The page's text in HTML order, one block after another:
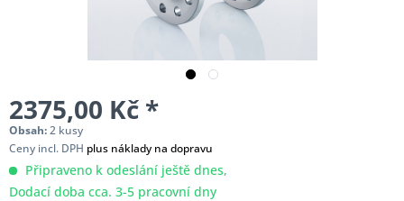
2375,00 Kč *
Obsah:2 kusy
Ceny incl. DPH plus náklady na dopravu
Připraveno k odeslání ještě dnes,
Dodací doba cca. 3-5 pracovní dny